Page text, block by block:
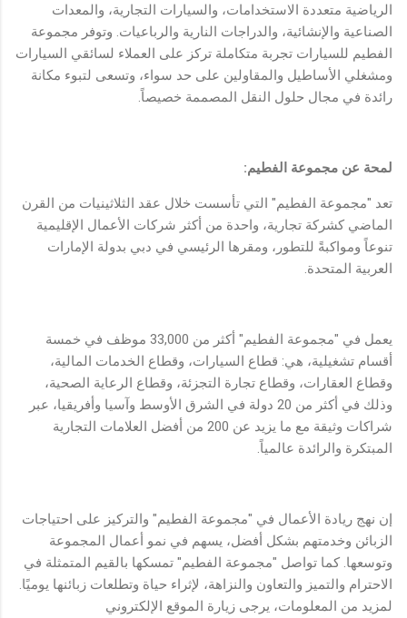
الرياضية متعددة الاستخدامات، والسيارات التجارية، والمعدات
الصناعية والإنشائية، والدراجات النارية والرباعيات. وتوفر مجموعة
الفطيم للسيارات تجربة متكاملة تركز على العملاء لسائقي السيارات
ومشغلي الأساطيل والمقاولين على حد سواء، وتسعى لتبوء مكانة
رائدة في مجال حلول النقل المصممة خصيصاً.
لمحة عن مجموعة الفطيم:
تعد "مجموعة الفطيم" التي تأسست خلال عقد الثلاثينيات من القرن
الماضي كشركة تجارية، واحدة من أكثر شركات الأعمال الإقليمية
تنوعاً ومواكبةً للتطور، ومقرها الرئيسي في دبي بدولة الإمارات
العربية المتحدة.
يعمل في "مجموعة الفطيم" أكثر من 33,000 موظف في خمسة
أقسام تشغيلية، هي: قطاع السيارات، وقطاع الخدمات المالية،
وقطاع العقارات، وقطاع تجارة التجزئة، وقطاع الرعاية الصحية،
وذلك في أكثر من 20 دولة في الشرق الأوسط وآسيا وأفريقيا، عبر
شراكات وثيقة مع ما يزيد عن 200 من أفضل العلامات التجارية
المبتكرة والرائدة عالمياً.
إن نهج ريادة الأعمال في "مجموعة الفطيم" والتركيز على احتياجات
الزبائن وخدمتهم بشكل أفضل، يسهم في نمو أعمال المجموعة
وتوسعها. كما تواصل "مجموعة الفطيم" تمسكها بالقيم المتمثلة في
الاحترام والتميز والتعاون والنزاهة، لإثراء حياة وتطلعات زبائنها يوميًا.
لمزيد من المعلومات، يرجى زيارة الموقع الإلكتروني